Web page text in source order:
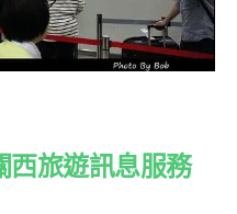
西旅遊訊息服務